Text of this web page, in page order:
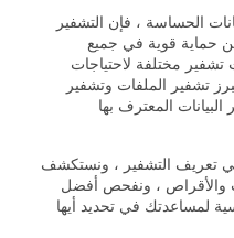
الحساسة ، فإن التشفير
حماية قوية في جميع
تشفير مختلفة لاحتياجات
تشفير الملفات وتشفير
المعترف بها
تعريف التشفير ، ونستكشف
والأقراص ، ونفحص أفضل
لمساعدتك في تحديد أيها